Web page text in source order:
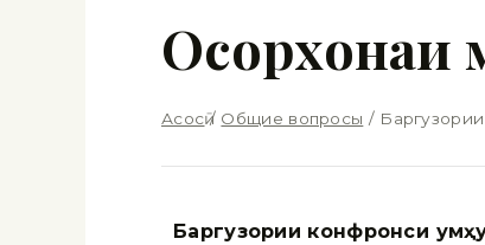
Осорхонаи
Асосӣ / Общие вопросы /
Баргузории конфронси умҳ